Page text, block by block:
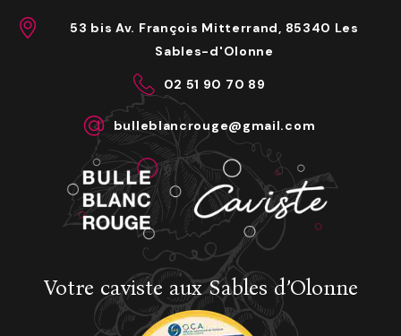
53 bis Av. François Mitterrand, 85340 Les
Sables-d'Olonne
02 51 90 70 89
bulleblancrouge@gmail.com
Votre caviste aux Sables d’Olonne